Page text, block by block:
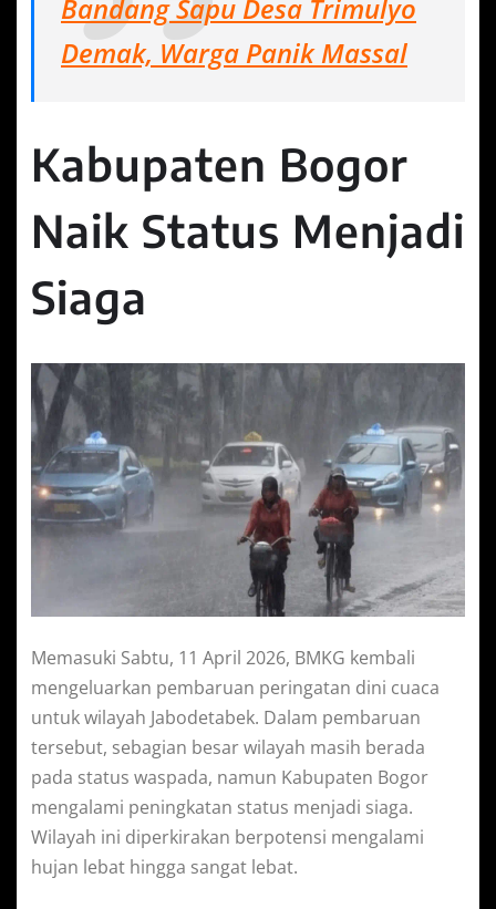
Bandang Sapu Desa Trimulyo
Demak, Warga Panik Massal
Kabupaten Bogor
Naik Status Menjadi
Siaga
Memasuki Sabtu, 11 April 2026, BMKG kembali
mengeluarkan pembaruan peringatan dini cuaca
untuk wilayah Jabodetabek. Dalam pembaruan
tersebut, sebagian besar wilayah masih berada
pada status waspada, namun Kabupaten Bogor
mengalami peningkatan status menjadi siaga.
Wilayah ini diperkirakan berpotensi mengalami
hujan lebat hingga sangat lebat.